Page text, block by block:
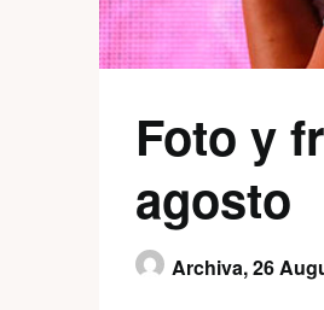
Foto y
agosto
Archiva,26